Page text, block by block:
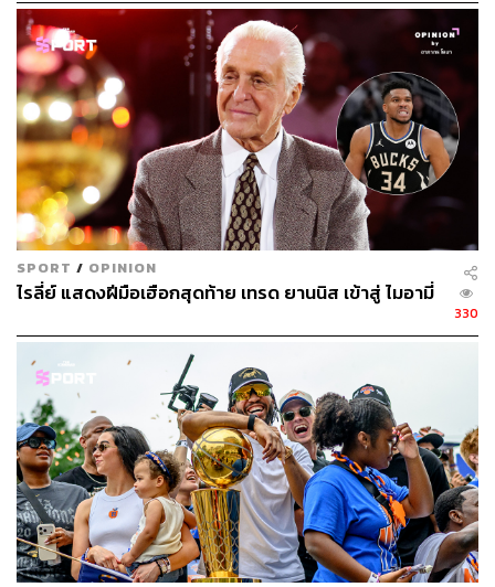
ในรอบเพลย์ออฟ เส้นทางของสเปอร์ส ไม่ได้ง่ายเหมือน นิกส์
พวกเขาเริ่มจากเอาชนะ พอร์ตแลนด์ เทรล เบลเซอร์ส 4-1
เกม ก่อนเอาชนะ มินเนโซตา ทิมเบอร์วูล์ฟส์ 4-2 เกม และใน
รอบชิงแชมป์สายตะวันตก เอาชนะ โอเคซี ธันเดอร์ 4-3 เกม
แบบสุดมันส์
สเปอร์ส ชุดนี้นำทีมโดย วิคเตอร์ เวมบันยามา ผู้ชนะรางวัลผู้
เล่นเกมรับยอดเยี่ยมแห่งปี (DPOY) แบบคะแนนเป็นเอกฉันท์
โดยมี ดีแอรอน ฟ็อกซ์ การ์ดประสบการณ์ระดับ All-Star คอย
ประคองทีม นอกจากนี้ยังมี ดีแลน ฮาร์เปอร์ และ สเตฟอน
คาสเซิล สองดาวรุ่งตัวเก่ง รวมไปถึง เคลดอน จอห์นสัน
เจ้าของรางวัลตัวสำรองยอดเยี่ยมในทีมด้วย
สเปอร์ส ชุดนี้เป็นทีมที่มีอายุน้อยที่สุดเป็นอันดับสองใน
ประวัติศาสตร์ที่เข้าถึงรอบชิงชนะเลิศ NBA ด้วยอายุเฉลี่ย
เพียงแค่ 25.06 ปีเท่านั้น นับได้ว่าเป็นทีมห้าวเป้ง ที่กระหาย
แชมป์อย่างเห็นได้ชัด
การมาชิงกันของทั้งคู่ คือการรีแมตช์รอบชิงฯ เมื่อปี 1999
อย่างที่ได้เรียนไปแล้วในตอนต้น โดยในตอนนั้น สเปอร์ส นำ
ทัพโดย ทิม ดันแคน และเดวิด โรบินสัน ขณะที่ นิกส์ มี ลา
เทรล สปรีเวล กับ อัลเลน ฮิวสตัน คอยนำทัพ
SPORT / OPINION
ไรลี่ย์ แสดงฝีมือเฮือกสุดท้าย เทรด ยานนิส เข้าสู่ ไมอามี่
330